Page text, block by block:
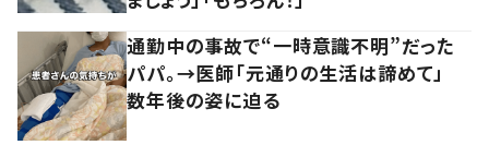
通勤中の事故で“一時意識不明”だった
パパ。→医師「元通りの生活は諦めて」
数年後の姿に迫る